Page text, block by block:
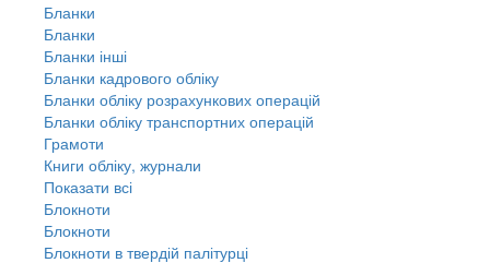
Бланки
Бланки
Бланки інші
Бланки кадрового обліку
Бланки обліку розрахункових операцій
Бланки обліку транспортних операцій
Грамоти
Книги обліку, журнали
Показати всі
Блокноти
Блокноти
Блокноти в твердій палітурці